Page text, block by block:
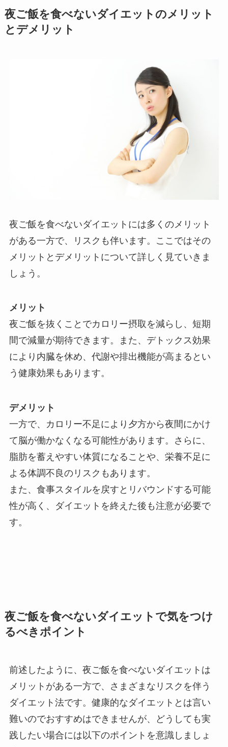
夜ご飯を食べないダイエットのメリット
とデメリット
夜ご飯を食べないダイエットには多くのメリット
がある一方で、リスクも伴います。ここではその
メリットとデメリットについて詳しく見ていきま
しょう。
メリット
夜ご飯を抜くことでカロリー摂取を減らし、短期
間で減量が期待できます。また、デトックス効果
により内臓を休め、代謝や排出機能が高まるとい
う健康効果もあります。
デメリット
一方で、カロリー不足により夕方から夜間にかけ
て脳が働かなくなる可能性があります。さらに、
脂肪を蓄えやすい体質になることや、栄養不足に
よる体調不良のリスクもあります。
また、食事スタイルを戻すとリバウンドする可能
性が高く、ダイエットを終えた後も注意が必要で
す。
夜ご飯を食べないダイエットで気をつけ
るべきポイント
前述したように、夜ご飯を食べないダイエットは
メリットがある一方で、さまざまなリスクを伴う
ダイエット法です。健康的なダイエットとは言い
難いのでおすすめはできませんが、どうしても実
践したい場合には以下のポイントを意識しましょ